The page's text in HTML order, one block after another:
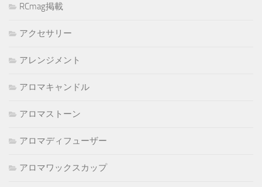
RCmag掲載
アクセサリー
アレンジメント
アロマキャンドル
アロマストーン
アロマディフューザー
アロマワックスカップ